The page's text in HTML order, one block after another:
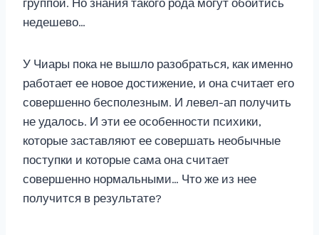
группой. Но знания такого рода могут обойтись
недешево…
У Чиары пока не вышло разобраться, как именно
работает ее новое достижение, и она считает его
совершенно бесполезным. И левел-ап получить
не удалось. И эти ее особенности психики,
которые заставляют ее совершать необычные
поступки и которые сама она считает
совершенно нормальными… Что же из нее
получится в результате?